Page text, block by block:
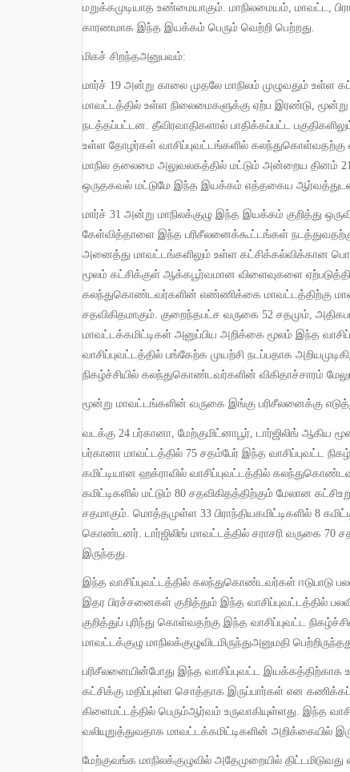
மறுக்கமுடியாத உண்மையாகும் மாநிலமையம் மாவட்ட
காரணமாக இந்த இயக்கம் பெரும் வெற்றி பெற்றது
மிகச் சிறந்தஅனுபவம்:
மார்ச் 19 அன்று காலை முதலே மாநிலம் முழுவதும் உள்ள
மாவட்டத்தில் உள்ள நிலைமைகளுக்கு ஏற்ப இரண்டு,
நடத்தப்பட்டன. தீவிரவாதிகளால் பாதிக்கப்பட்ட
உள்ள தோழர்கள் வாசிப்புவட்டங்களில்
மாநில தலைமை அலுவலகத்தில் மட்டும் அன்றைய தினம்
ஒருதகவல் மட்டுமே இந்த இயக்கம் எத்தகைய ஆர்வத்துடன்
மார்ச் 31 அன்று மாநிலக்குழு இந்த இயக்கம் குறித்து
கேள்வித்தாளை இந்த பரிசீலனைக்கூட்டங்கள் நடத்துவதற்கு
அனைத்து மாவட்டங்களிலும் உள்ள கட்சிக்கல்விக்கான
மூலம் கட்சிக்குள் ஆக்கபூர்வமான விளைவுகளை
கலந்துகொண்டவர்களின் எண்ணிக்கை மாவட்டத்திற்கு
சதவிகிதமாகும். குறைந்தபட்ச வருகை 52 சதமும்,
மாவட்டக்கமிட்டிகள் அனுப்பிய அறிக்கை மூலம் இந்த
வாசிப்புவட்டத்தில் பங்கேற்க முயற்சி நடப்பதாக
நிகழ்ச்சியில் கலந்துகொண்டவர்களின் விகிதாச்சாரம்
மூன்று மாவட்டங்களின் வருகை இங்கு பரிசீலனைக்கு
வடக்கு 24 பர்கானா மேற்குமிட்னாபூர் டார்ஜிலிங் ஆகிய
பர்கானா மாவட்டத்தில் 75 சதம்பேர் இந்த வாசிப்புவட்ட
கமிட்டியான ஹக்ராவில் வாசிப்புவட்டத்தில்
கமிட்டிகளில் மட்டும் 80 சதவிகிதத்திற்கும் மேலான
சதமாகும் மொத்தமுள்ள 33 பிராந்தியகமிட்டிகளில் 8
கொண்டனர் டார்ஜிலிங் மாவட்டத்தில் சராசரி வருகை 70
இருந்தது
இந்த வாசிப்புவட்டத்தில் கலந்துகொண்டவர்கள் ஈடுபாடு
இதர பிரச்சனைகள் குறித்தும் இந்த வாசிப்புவட்டத்தில்
குறித்துப் புரிந்து கொள்வதற்கு இந்த வாசிப்புவட்ட
மாவட்டக்குழு மாநிலக்குழுவிடமிருந்துஅனுமதி
பரிசீலனையின்போது இந்த வாசிப்புவட்ட இயக்கத்திற்காக உருவாக்கப்பட்ட ஆயிரக்கணக்கான முன்முயற்சியாளர்கள் எதிர்காலத்தில்
கட்சிக்கு மதிப்புள்ள சொத்தாக இருப்பார்கள் என
கிளைமட்டத்தில் பெரும்ஆர்வம் உருவாகியுள்ளது இந்த
வலியுறுத்துவதாக மாவட்டக்கமிட்டிகளின் அறிக்கையில்
மேற்குவங்க மாநிலக்குழுவில் அதேமுறையில்